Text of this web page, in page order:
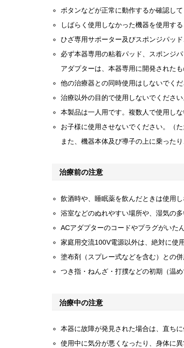
ボタンなどが正常に動作するか確認して
しばらく使用しなかった機器を使用す
ひざ専用サポーター及びスポンジパッ
必ず本器専用の粘着パッド、スポンジ
アダプターは、本器専用に開発された
他の治療器との同時使用はしないでく
治療以外の目的で使用しないでくださ
本製品は一人用です。複数人で使用しな
お子様に使用させないでください。（
また、機器本体及び導子の上に乗った
治療前の注意
飲酒時や、睡眠薬を飲んだときは使用
浴室などのぬれやすい場所や、湿気の
ACアダプターのコードやプラグがいた
家庭用交流100V電源以外は、絶対に使
塗布剤（スプレー式などを含む）との
つき指・ねんざ・打撲などの初期（温
治療中の注意
本器に故障が発見された場合は、直ち
使用中に気分が悪くなったり、身体に